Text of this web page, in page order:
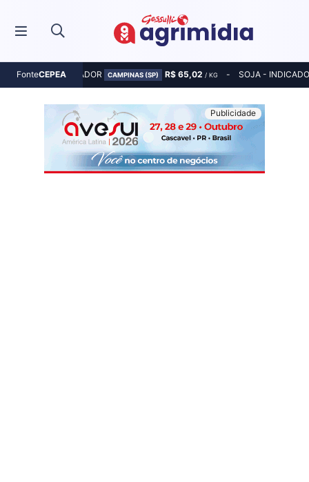
FonteCEPEA
MILHO - INDICADOR CAMPINAS (SP) R$ 65,02 / KG SOJA -